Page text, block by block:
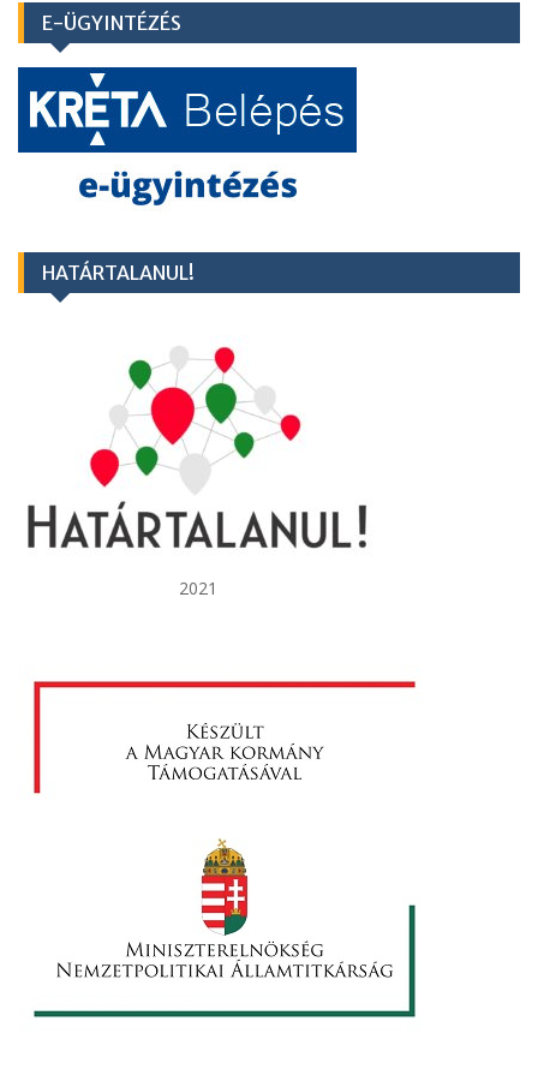
E-ÜGYINTÉZÉS
HATÁRTALANUL!
2021